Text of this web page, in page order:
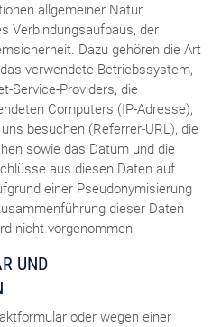
allgemeiner Natur,
Verbindungsaufbaus, der
Dazu gehören die Art
verwendete Betriebssystem,
Service-Providers, die
Computers (IP-Adresse),
besuchen (Referrer-URL), die
sowie das Datum und die
aus diesen Daten auf
einer Pseudonymisierung
dieser Daten
nicht vorgenommen.
UND
oder wegen einer